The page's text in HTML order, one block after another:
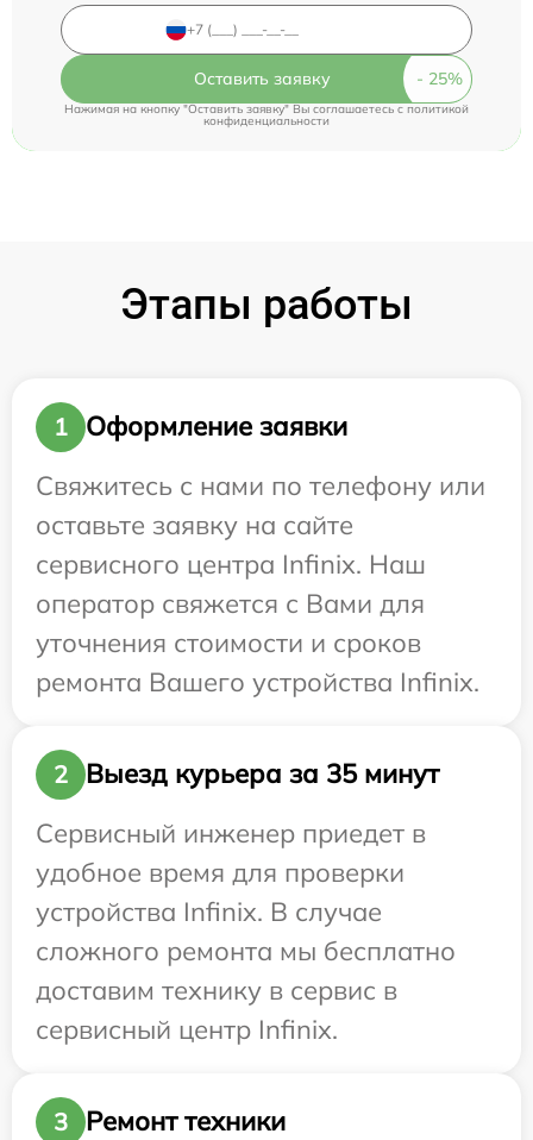
Оставить заявку
Нажимая на кнопку "Оставить заявку" Вы соглашаетесь cполитикой
конфиденциальности
Этапы работы
1
Оформление заявки
Свяжитесь с нами по телефону или
оставьте заявку на сайте
сервисного центра Infinix. Наш
оператор свяжется с Вами для
уточнения стоимости и сроков
ремонта Вашего устройства Infinix.
2
Выезд курьера за 35 минут
Сервисный инженер приедет в
удобное время для проверки
устройства Infinix. В случае
сложного ремонта мы бесплатно
доставим технику в сервис в
сервисный центр Infinix.
3 Ремонт техники